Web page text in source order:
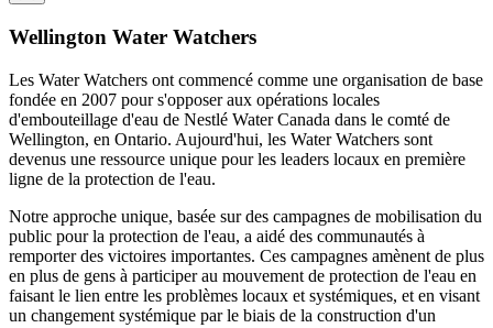
Wellington Water Watchers
Les Water Watchers ont commencé comme une organisation de base
fondée en 2007 pour s'opposer aux opérations locales
d'embouteillage d'eau de Nestlé Water Canada dans le comté de
Wellington, en Ontario. Aujourd'hui, les Water Watchers sont
devenus une ressource unique pour les leaders locaux en première
ligne de la protection de l'eau.
Notre approche unique, basée sur des campagnes de mobilisation du
public pour la protection de l'eau, a aidé des communautés à
remporter des victoires importantes. Ces campagnes amènent de plus
en plus de gens à participer au mouvement de protection de l'eau en
faisant le lien entre les problèmes locaux et systémiques, et en visant
un changement systémique par le biais de la construction d'un